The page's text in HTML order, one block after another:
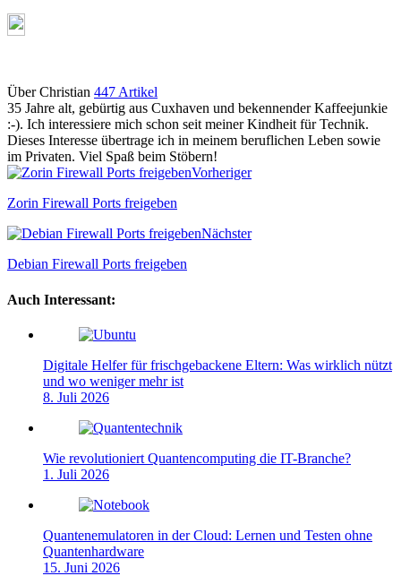
Über Christian 447 Artikel
35 Jahre alt, gebürtig aus Cuxhaven und bekennender Kaffeejunkie
:-). Ich interessiere mich schon seit meiner Kindheit für Technik.
Dieses Interesse übertrage ich in meinem beruflichen Leben sowie
im Privaten. Viel Spaß beim Stöbern!
Webseite
Vorheriger
Zorin Firewall Ports freigeben
Nächster
Debian Firewall Ports freigeben
Auch Interessant:
Digitale Helfer für frischgebackene Eltern: Was wirklich nützt
und wo weniger mehr ist
8. Juli 2026
Wie revolutioniert Quantencomputing die IT-Branche?
1. Juli 2026
Quantenemulatoren in der Cloud: Lernen und Testen ohne
Quantenhardware
15. Juni 2026